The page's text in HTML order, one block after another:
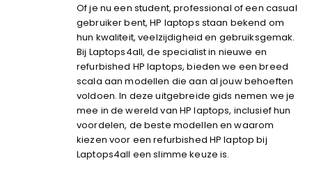
Of je nu een student, professional of een casual
gebruiker bent, HP laptops staan bekend om
hun kwaliteit, veelzijdigheid en gebruiksgemak.
Bij Laptops4all, de specialist in nieuwe en
refurbished HP laptops, bieden we een breed
scala aan modellen die aan al jouw behoeften
voldoen. In deze uitgebreide gids nemen we je
mee in de wereld van HP laptops, inclusief hun
voordelen, de beste modellen en waarom
kiezen voor een refurbished HP laptop bij
Laptops4all een slimme keuze is.